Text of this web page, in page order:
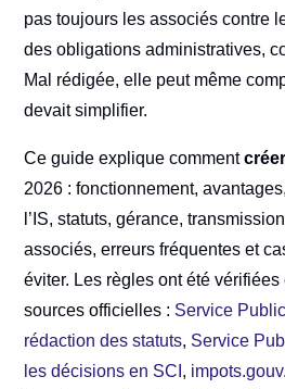
pas toujours les associés contre
des obligations administratives,
Mal rédigée, elle peut même
devait simplifier.
Ce guide explique comment
2026 : fonctionnement,
l’IS, statuts, gérance,
associés, erreurs fréquentes et
éviter. Les règles ont été
sources officielles : Service
rédaction des statuts, Service
les décisions en SCI ,